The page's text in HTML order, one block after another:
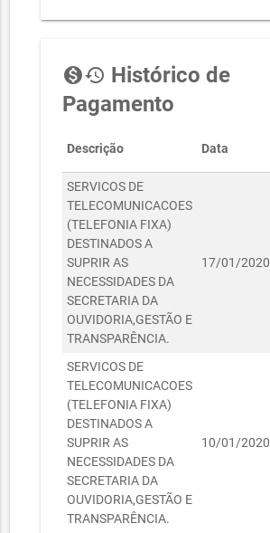
monetization_onhistory Histórico de
Pagamento
Descrição Data
SERVICOS DE
TELECOMUNICACOES
(TELEFONIA FIXA)
DESTINADOS A
SUPRIR AS
NECESSIDADES DA
SECRETARIA DA
OUVIDORIA,GESTÃO E
TRANSPARÊNCIA.
17/01/2020
SERVICOS DE
TELECOMUNICACOES
(TELEFONIA FIXA)
DESTINADOS A
SUPRIR AS
NECESSIDADES DA
SECRETARIA DA
OUVIDORIA,GESTÃO E
TRANSPARÊNCIA.
10/01/2020